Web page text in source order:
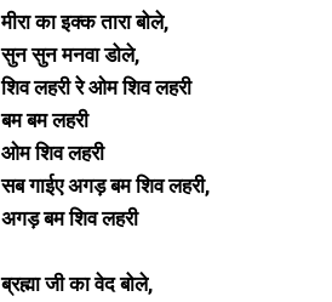
मीरा का इक्क तारा बोले,
सुन सुन मनवा डोले,
शिव लहरी रे ओम शिव लहरी
बम बम लहरी
ओम शिव लहरी
सब गाईए अगड़ बम शिव लहरी,
अगड़ बम शिव लहरी
ब्रह्मा जी का वेद बोले,